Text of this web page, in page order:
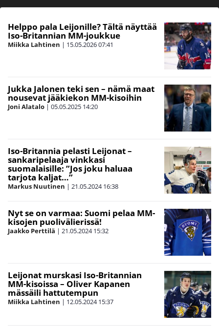
Helppo pala Leijonille? Tältä näyttää
Iso-Britannian MM-joukkue
Miikka Lahtinen | 15.05.202607:41
Jukka Jalonen teki sen – nämä maat
nousevat jääkiekon MM-kisoihin
Joni Alatalo | 05.05.2025 14:20
Iso-Britannia pelasti Leijonat –
sankaripelaaja vinkkasi
suomalaisille: ”Jos joku haluaa
tarjota kaljat…”
Markus Nuutinen | 21.05.2024 16:38
Nyt se on varmaa: Suomi pelaa MM-
kisojen puolivälierissä!
Jaakko Perttilä | 21.05.2024 15:32
Leijonat murskasi Iso-Britannian
MM-kisoissa – Oliver Kapanen
mässäili hattutempun
Miikka Lahtinen | 12.05.2024 15:37